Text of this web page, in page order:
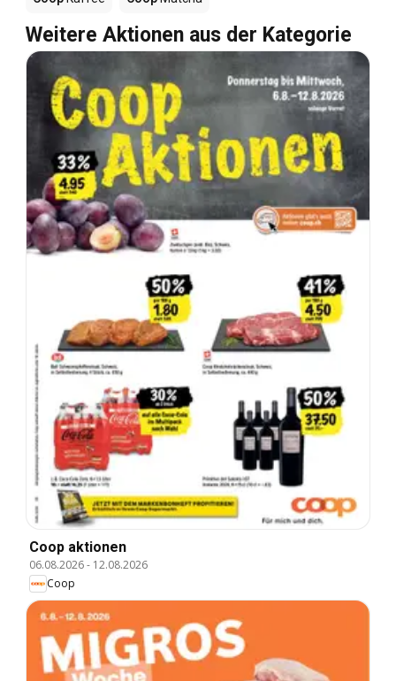
Weitere Aktionen aus der Kategorie
Coop aktionen
06.08.2026- 12.08.2026
Coop